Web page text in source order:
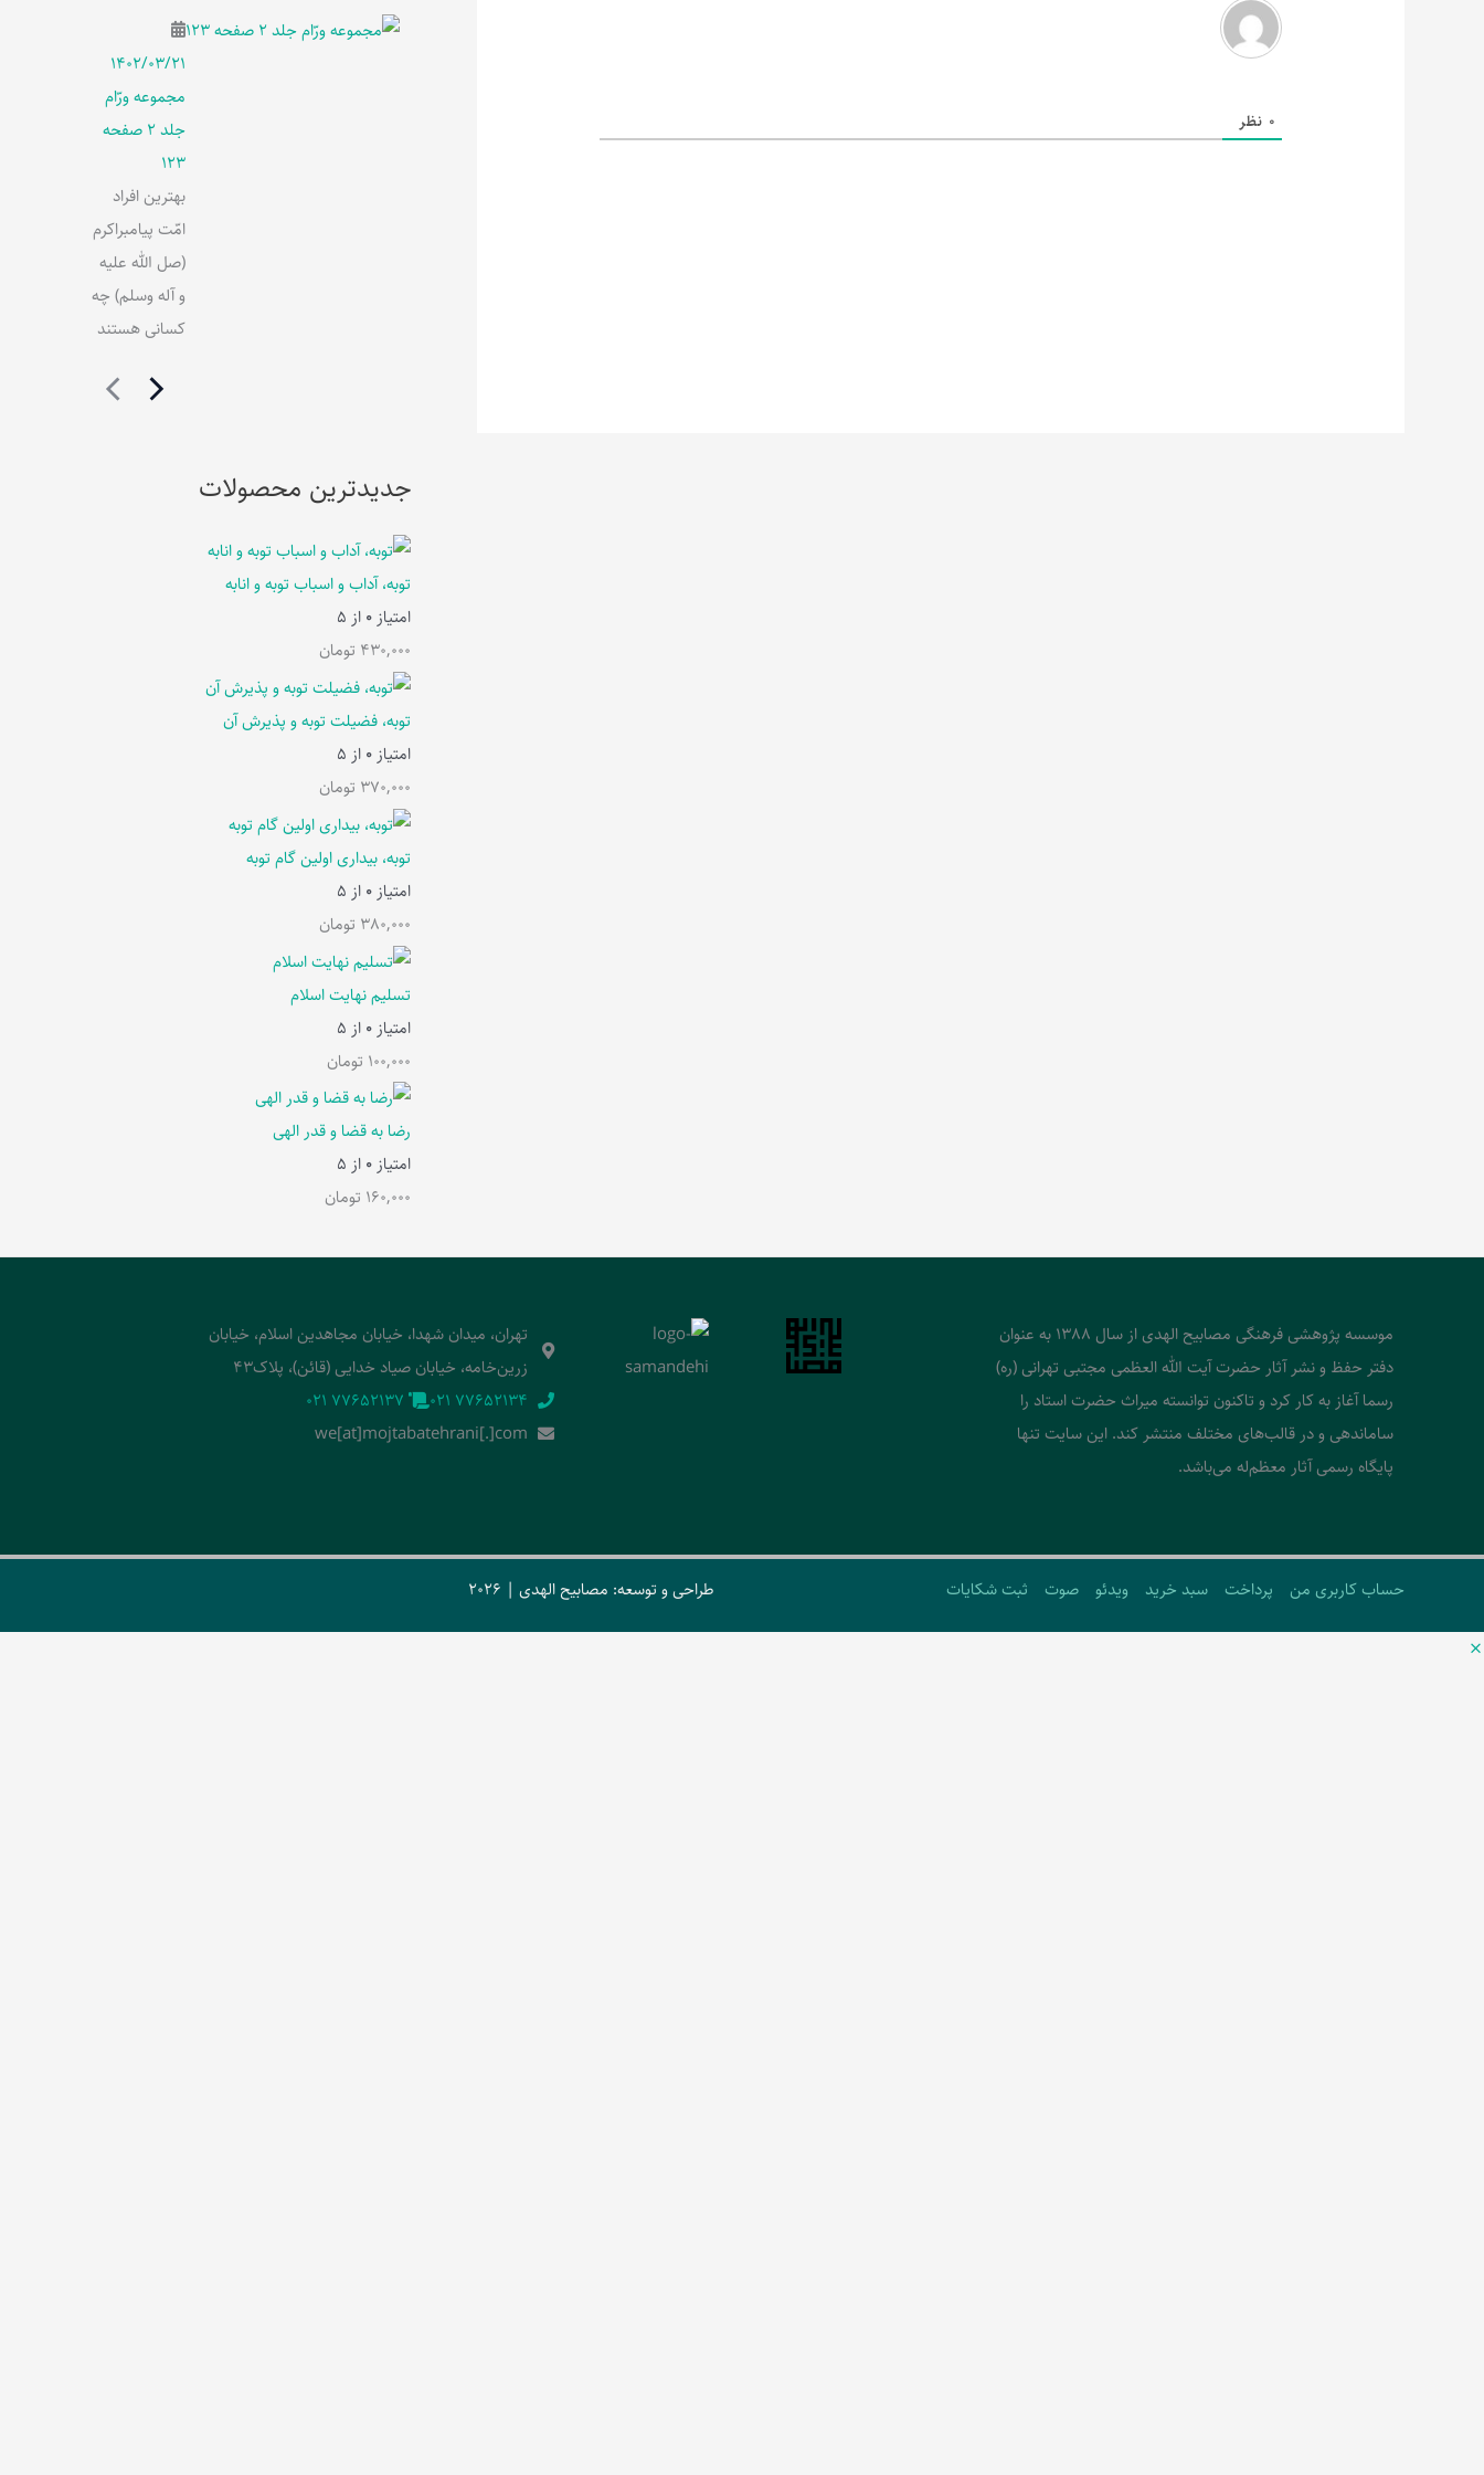
0 نظر
۱۴۰۲/۰۳/۲۱
مجموعه ورّام
جلد 2 صفحه
123
بهترین افراد
امّت پیامبراکرم
(صل الله علیه
و آله وسلم) چه
کسانی هستند
جدیدترین محصولات
توبه، آداب و اسباب توبه و انابه
امتیاز 0 از 5
430,000 تومان
توبه، فضیلت توبه و پذیرش آن
امتیاز 0 از 5
370,000 تومان
توبه، بیداری اولین گام توبه
امتیاز 0 از 5
380,000 تومان
تسلیم نهایت اسلام
امتیاز 0 از 5
100,000 تومان
رضا به قضا و قدر الهی
امتیاز 0 از 5
160,000 تومان
موسسه پژوهشی فرهنگی مصابیح الهدی از سال 1388 به عنوان
دفتر حفظ و نشر آثار حضرت آیت الله العظمی مجتبی تهرانی (ره)
رسما آغاز به کار کرد و تاکنون توانسته میراث حضرت استاد را
ساماندهی و در قالب‌های مختلف منتشر کند. این سایت تنها
پایگاه رسمی آثار معظم‌له می‌باشد.
تهران، میدان شهدا، خیابان مجاهدین اسلام، خیابان
زرین‌خامه، خیابان صیاد خدایی (قائن)، پلاک43
‭021 77652134‬
‭021 77652137‬
we[at]mojtabatehrani[.]com
حساب کاربری من پرداخت سبد خرید ویدئو صوت ثبت شکایات طراحی و توسعه: مصابیح الهدی | 2026